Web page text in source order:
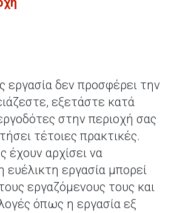
εργασία δεν προσφέρει την
εξετάστε κατά
στην περιοχή σας
τέτοιες πρακτικές.
έχουν αρχίσει να
εργασία μπορεί
εργαζόμενους τους και
όπως η εργασία εξ